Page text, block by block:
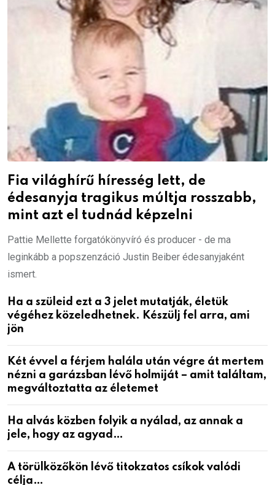
Fia világhírű híresség lett, de
édesanyja tragikus múltja rosszabb,
mint azt el tudnád képzelni
Pattie Mellette forgatókönyvíró és producer - de ma
leginkább a popszenzáció Justin Beiber édesanyjaként
ismert.
Ha a szüleid ezt a 3 jelet mutatják, életük
végéhez közeledhetnek. Készülj fel arra, ami
jön
Két évvel a férjem halála után végre át mertem
nézni a garázsban lévő holmiját – amit találtam,
megváltoztatta az életemet
Ha alvás közben folyik a nyálad, az annak a
jele, hogy az agyad…
A törülközőkön lévő titokzatos csíkok valódi
célja…